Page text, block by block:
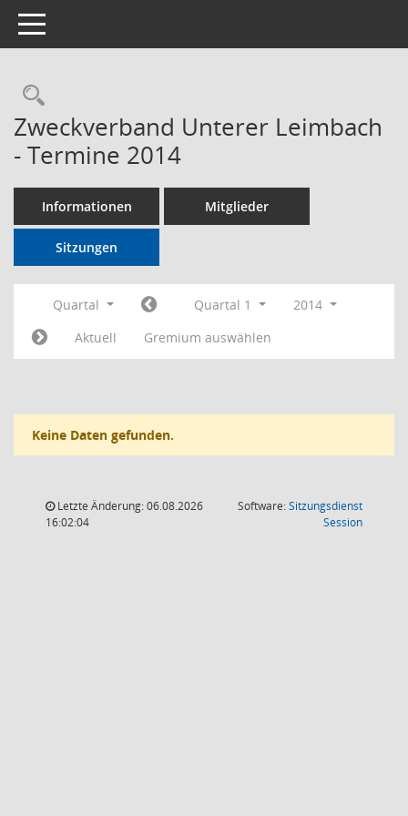
Toggle navigation
Rechercheauswahl
Zweckverband Unterer Leimbach
- Termine 2014
Informationen Mitglieder
Sitzungen
Quartal Quartal 1
2014
Aktuell
Gremium auswählen
Keine Daten gefunden.
Letzte Änderung: 06.08.2026
16:02:04
Software:Sitzungsdienst
Session(Wird in